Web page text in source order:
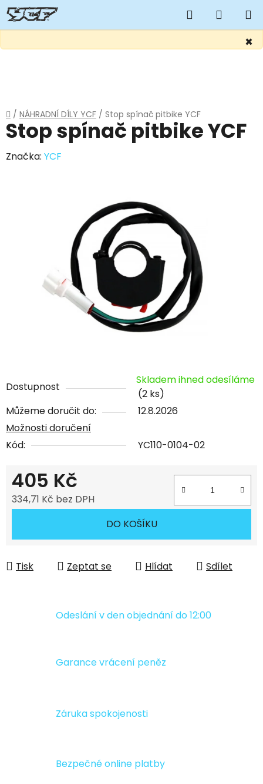
×
Hledat
KOŠÍK
Domů
/ NÁHRADNÍ DÍLY YCF / Stop spínač pitbike YCF
Dostupnost
Skladem ihned odesíláme
(2 ks)
Můžeme doručit do:
12.8.2026
Možnosti doručení
Kód:
YC110-0104-02
405 Kč
334,71 Kč bez DPH
DO KOŠÍKU
Tisk Zeptat se Hlídat Sdílet
Stop spínač pitbike YCF
Značka: YCF
Odeslání v den objednání do 12:00
Garance vrácení peněz
Záruka spokojenosti
Bezpečné online platby